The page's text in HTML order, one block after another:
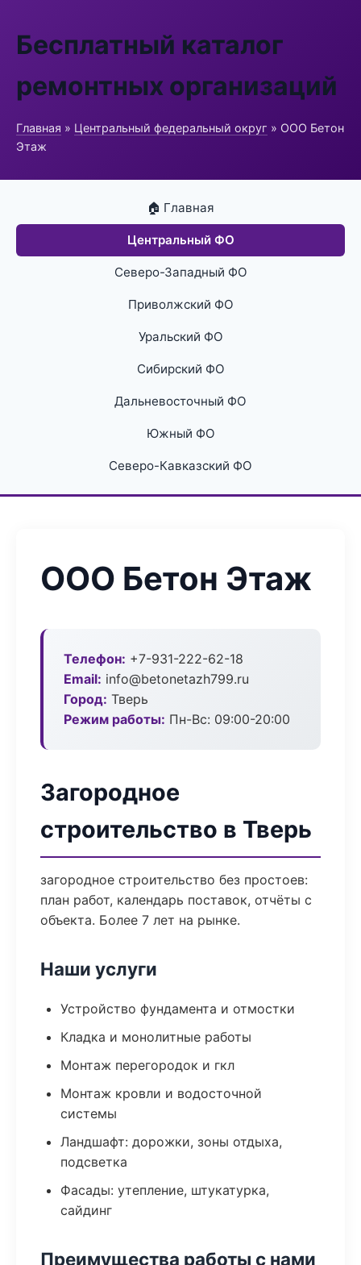
Бесплатный каталог
ремонтных организаций
Главная » Центральный федеральный округ » ООО Бетон
Этаж
🏠 Главная
Центральный ФО
Северо-Западный ФО
Приволжский ФО
Уральский ФО
Сибирский ФО
Дальневосточный ФО
Южный ФО
Северо-Кавказский ФО
ООО Бетон Этаж
Телефон: +7-931-222-62-18
Email: info@betonetazh799.ru
Город: Тверь
Режим работы: Пн-Вс: 09:00-20:00
Загородное
строительство в Тверь
загородное строительство без простоев:
план работ, календарь поставок, отчёты с
объекта. Более 7 лет на рынке.
Наши услуги
Устройство фундамента и отмостки
Кладка и монолитные работы
Монтаж перегородок и гкл
Монтаж кровли и водосточной
системы
Ландшафт: дорожки, зоны отдыха,
подсветка
Фасады: утепление, штукатурка,
сайдинг
Преимущества работы с нами